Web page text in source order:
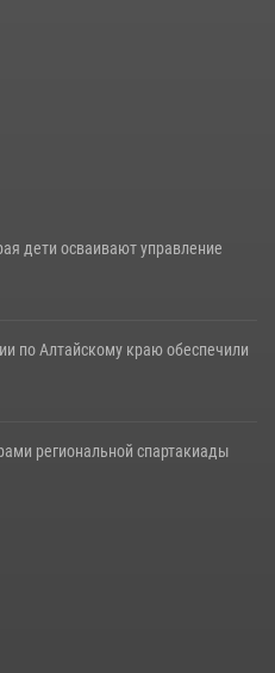
дети осваивают управление
по Алтайскому краю обеспечили
региональной спартакиады